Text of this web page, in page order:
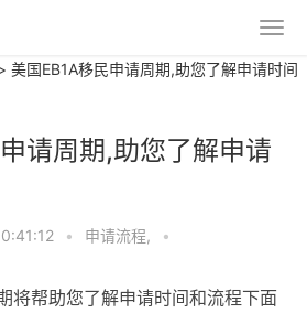
美国EB1A移民申请周期,助您了解申请时间
请周期,助您了解申请
• 申请流程, •
将帮助您了解申请时间和流程下面